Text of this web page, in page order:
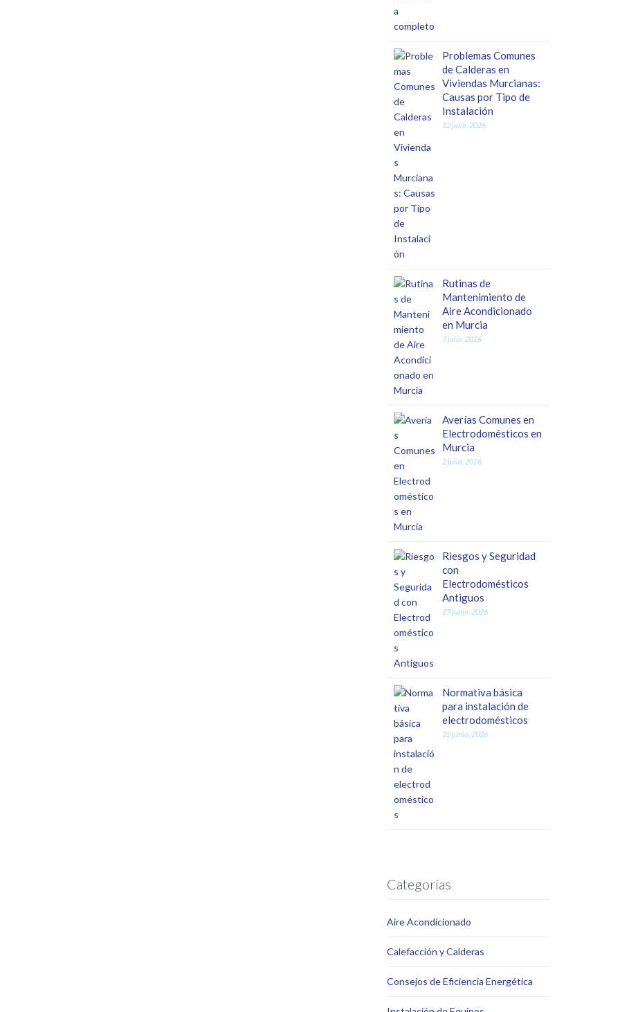
Problemas Comunes
de Calderas en
Viviendas Murcianas:
Causas por Tipo de
Instalación
12 julio, 2026
Rutinas de
Mantenimiento de
Aire Acondicionado
en Murcia
7 julio, 2026
Averías Comunes en
Electrodomésticos en
Murcia
2 julio, 2026
Riesgos y Seguridad
con
Electrodomésticos
Antiguos
27 junio, 2026
Normativa básica
para instalación de
electrodomésticos
22 junio, 2026
Categorías
Aire Acondicionado
Calefacción y Calderas
Consejos de Eficiencia Energética